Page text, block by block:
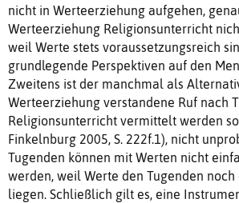
nicht in Werteerziehung aufgehen,
Werteerziehung Religionsunterricht
weil Werte stets voraussetzungsreich
grundlegende Perspektiven auf den
Zweitens ist der manchmal als
Werteerziehung verstandene Ruf nach
Religionsunterricht vermittelt werden
Finkelnburg 2005, S. 222f.1), nicht
Tugenden können mit Werten nicht
werden, weil Werte den Tugenden
liegen. Schließlich gilt es, eine